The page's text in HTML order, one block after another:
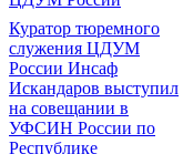
Куратор тюремного
служения ЦДУМ
России Инсаф
Искандаров выступил
на совещании в
УФСИН России по
Республике